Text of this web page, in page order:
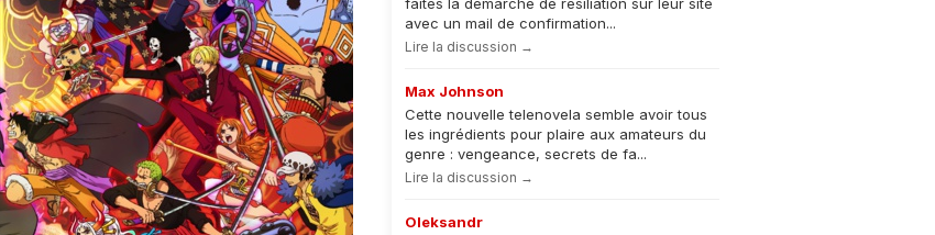
avec un mail de confirmation...
Lire la discussion →
Max Johnson
Cette nouvelle telenovela semble avoir tous
les ingrédients pour plaire aux amateurs du
genre : vengeance, secrets de fa...
Lire la discussion →
Oleksandr